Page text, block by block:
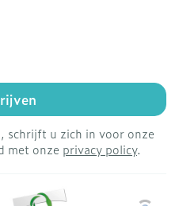
schrijft u zich in voor onze
met onze privacy policy.